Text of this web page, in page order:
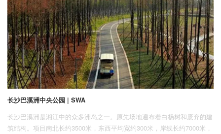
长沙巴溪洲中央公园 | SWA
长沙巴溪洲是湘江中的众多洲岛之一。原先场地遍布着白杨树和废弃的建
筑结构。项目南北长约3500米，东西平均宽约300米，岸线长约7000米，